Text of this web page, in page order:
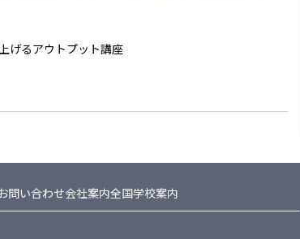
げるアウトプット講座
問い合わせ会社案内全国学校案内